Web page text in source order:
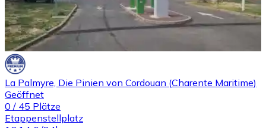
La Palmyre, Die Pinien von Cordouan (Charente Maritime)
Geöffnet
0 / 45 Plätze
Etappenstellplatz